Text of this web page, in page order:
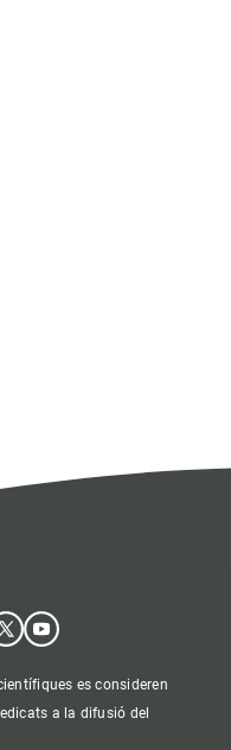
Youtube
es consideren
a la difusió del